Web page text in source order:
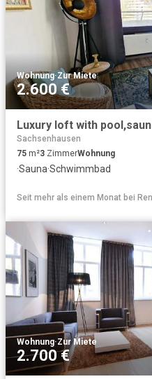
Wohnung·Zur Miete
2.600 €
Luxury loft with
Sachsenhausen
75 m²3 ZimmerWohnung
·Sauna·Schwimmbad
Seit mehr als einem Monat bei
Wohnung·Zur Miete
2.700 €